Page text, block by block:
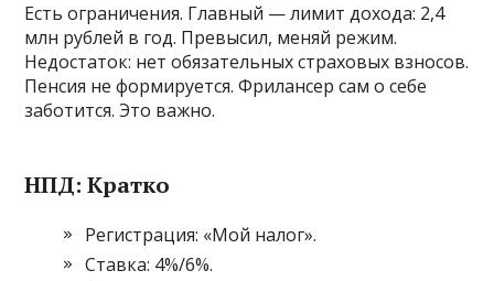
Есть ограничения. Главный — лимит дохода: 2,4
млн рублей в год. Превысил, меняй режим.
Недостаток: нет обязательных страховых взносов.
Пенсия не формируется. Фрилансер сам о себе
заботится. Это важно.
НПД: Кратко
Регистрация: «Мой налог».
Ставка: 4%/6%.